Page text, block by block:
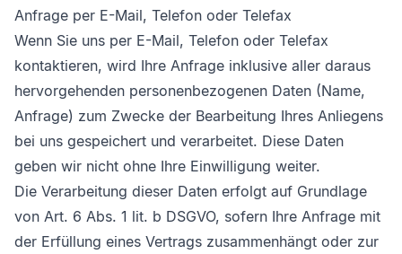
Anfrage per E-Mail, Telefon oder Telefax
Wenn Sie uns per E-Mail, Telefon oder Telefax
kontaktieren, wird Ihre Anfrage inklusive aller daraus
hervorgehenden personenbezogenen Daten (Name,
Anfrage) zum Zwecke der Bearbeitung Ihres Anliegens
bei uns gespeichert und verarbeitet. Diese Daten
geben wir nicht ohne Ihre Einwilligung weiter.
Die Verarbeitung dieser Daten erfolgt auf Grundlage
von Art. 6 Abs. 1 lit. b DSGVO, sofern Ihre Anfrage mit
der Erfüllung eines Vertrags zusammenhängt oder zur